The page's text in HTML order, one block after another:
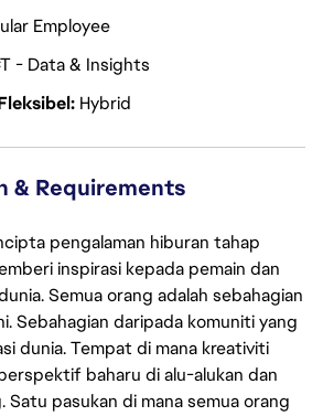
Employee
- Data & Insights
Hybrid
& Requirements
pengalaman hiburan tahap
inspirasi kepada pemain dan
Semua orang adalah sebahagian
Sebahagian daripada komuniti yang
dunia. Tempat di mana kreativiti
baharu di alu-alukan dan
Satu pasukan di mana semua orang